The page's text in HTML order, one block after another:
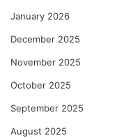
January 2026
December 2025
November 2025
October 2025
September 2025
August 2025